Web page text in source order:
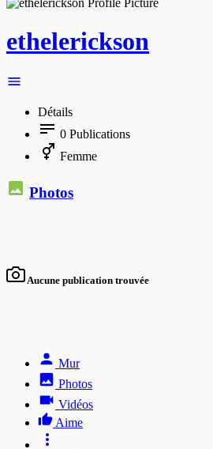
ethelerickson
Détails
0 Publications
Femme
Photos
Aucune publication trouvée
Mur
Photos
Vidéos
Aime